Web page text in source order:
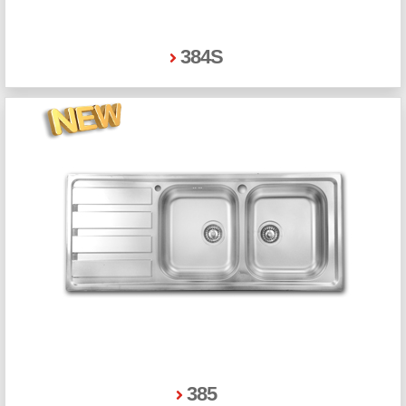
384S
385